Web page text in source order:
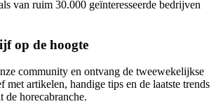
van ruim 30.000 geïnteresseerde bedrijven
op de hoogte
community en ontvang de tweewekelijkse
met artikelen, handige tips en de laatste trends
horecabranche.